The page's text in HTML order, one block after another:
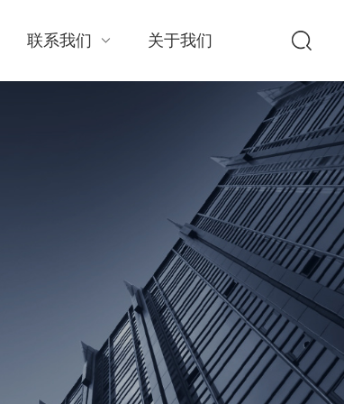
联系我们 关于我们